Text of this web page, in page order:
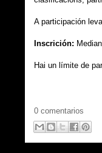
A participación
Inscrición:
Hai un límite de
0 comentarios